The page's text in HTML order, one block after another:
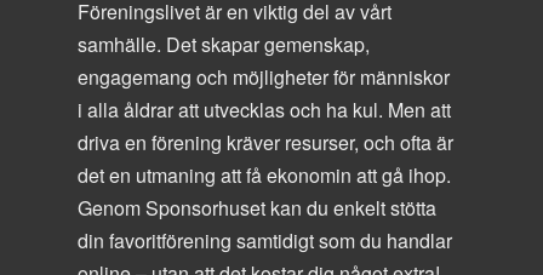
Föreningslivet är en viktig del av vårt
samhälle. Det skapar gemenskap,
engagemang och möjligheter för människor
i alla åldrar att utvecklas och ha kul. Men att
driva en förening kräver resurser, och ofta är
det en utmaning att få ekonomin att gå ihop.
Genom Sponsorhuset kan du enkelt stötta
din favoritförening samtidigt som du handlar